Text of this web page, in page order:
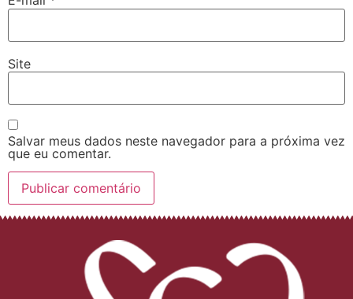
Site
Salvar meus dados neste navegador para a próxima vez
que eu comentar.